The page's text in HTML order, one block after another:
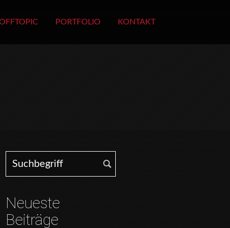
PORTFOLIO KONTAKT
Search for:
Neueste
Beiträge